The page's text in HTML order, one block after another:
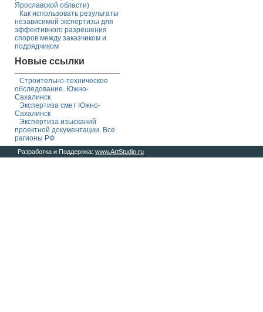
Ярославской области)
Как использовать результаты
независимой экспертизы для
эффективного разрешения
споров между заказчиком и
подрядчиком
Новые ссылки
Строительно-техническое
обследование. Южно-
Сахалинск
Экспертиза смет Южно-
Сахалинск
Экспертиза изысканий
проектной документации. Все
рагионы РФ
Разработка и Поддержка: www.ArtStudio.ru